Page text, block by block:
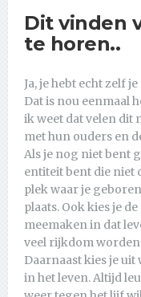
Dit vinden
te horen..
Ja, je hebt echt zelf
Dat is nou eenmaal
ik weet dat velen dit
met hun ouders en
Als je nog niet bent
entiteit bent die niet
plek waar je
plaats. Ook kies je
meemaken in dat
veel rijkdom
Daarnaast kies je
in het leven. Altijd